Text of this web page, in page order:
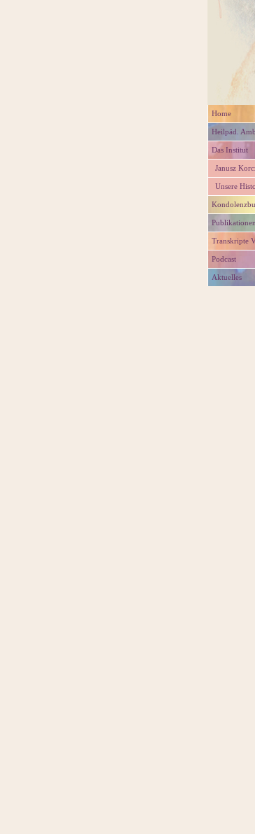
überspringen
Home
Heilpäd.
Das Institut
Janusz
Unsere
Publikationen
Transkripte
Podcast
Aktuelles